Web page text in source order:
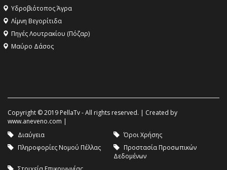
Υδροβιότοπος Άγρα
Λίμνη Βεγορίτιδα
Πηγές Λουτρακίου (Πόζαρ)
Μαύρο Δάσος
Copyright © 2019 PellaTv - All rights reserved. | Created by
www.aneveno.com |
Διαύγεια
Όροι Χρήσης
Πληροφορίες Νομού Πέλλας
Προστασία Προσωπικών
Δεδομένων